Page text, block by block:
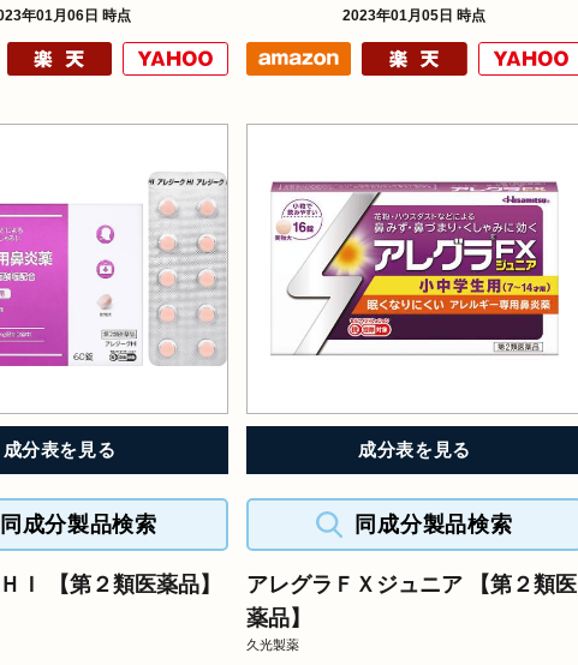
年01月06日 時点 2023年01月05日 時点
成分表を見る
同成分製品検索
Ｉ 【第２類医薬品】
成分表を見る
同成分製品検索
アレグラＦＸジュニア 【第２類医
薬品】
久光製薬